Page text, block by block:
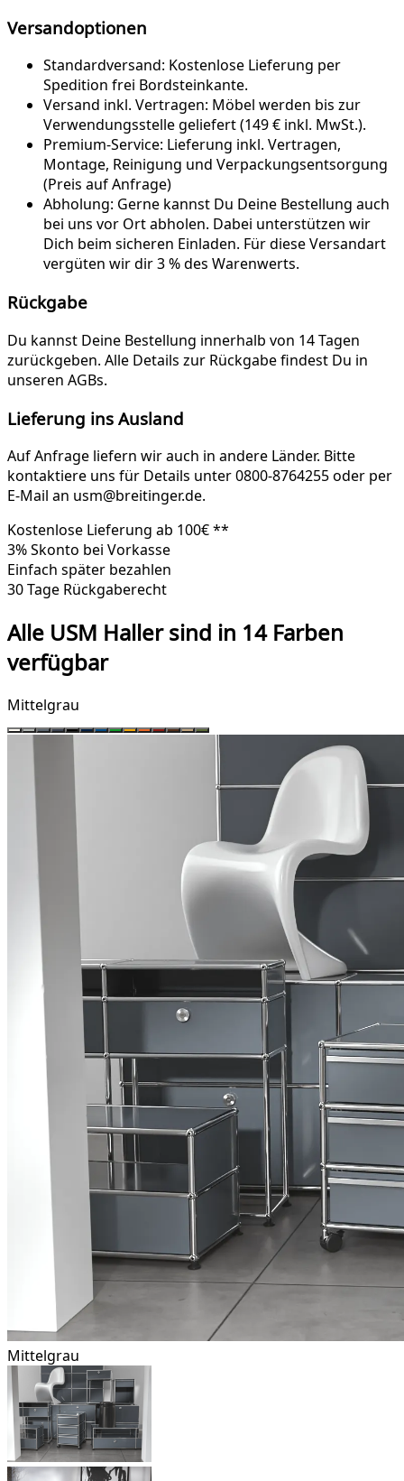
Versandoptionen
Standardversand: Kostenlose Lieferung per
Spedition frei Bordsteinkante.
Versand inkl. Vertragen: Möbel werden bis zur
Verwendungsstelle geliefert (149 € inkl. MwSt.).
Premium-Service: Lieferung inkl. Vertragen,
Montage, Reinigung und Verpackungsentsorgung
(Preis auf Anfrage)
Abholung: Gerne kannst Du Deine Bestellung auch
bei uns vor Ort abholen. Dabei unterstützen wir
Dich beim sicheren Einladen. Für diese Versandart
vergüten wir dir 3 % des Warenwerts.
Rückgabe
Du kannst Deine Bestellung innerhalb von 14 Tagen
zurückgeben. Alle Details zur Rückgabe findest Du in
unseren AGBs.
Lieferung ins Ausland
Auf Anfrage liefern wir auch in andere Länder. Bitte
kontaktiere uns für Details unter 0800-8764255 oder per
E-Mail an usm@breitinger.de.
Kostenlose Lieferung ab 100€ **
3% Skonto bei Vorkasse
Einfach später bezahlen
30 Tage Rückgaberecht
Alle USM Haller sind in 14 Farben
verfügbar
Mittelgrau
Mittelgrau